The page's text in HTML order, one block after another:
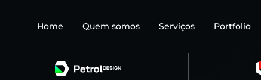
Home Quem somos Serviços Portfolio